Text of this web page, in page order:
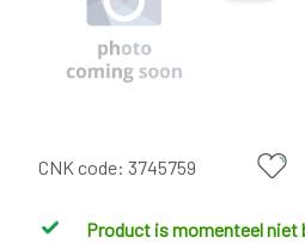
CNK code: 3745759
Product is momenteel niet